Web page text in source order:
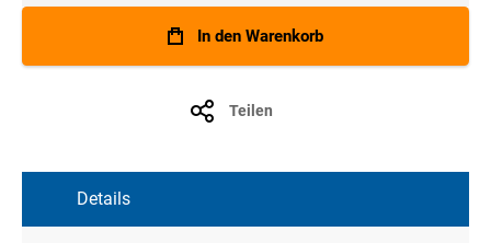
In den Warenkorb
Teilen
Details